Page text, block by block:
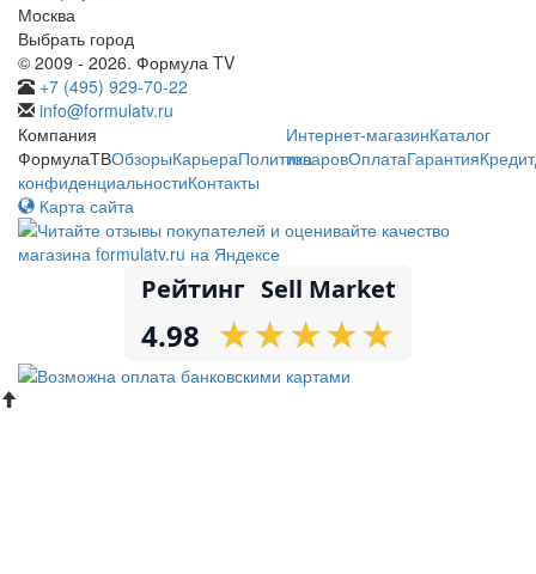
Москва
Выбрать город
© 2009 - 2026. Формула TV
+7 (495) 929-70-22
info@formulatv.ru
Компания
ФормулаТВОбзорыКарьераПолитика
конфиденциальностиКонтакты
Интернет-магазинКаталог
товаровОплатаГарантияКредит
Карта сайта
Рейтинг Sell Market
4.98 ★
★★
★★
★★
★★
★